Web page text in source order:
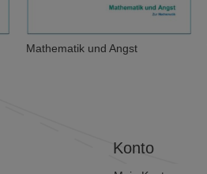
Mathematik und Angst
Konto